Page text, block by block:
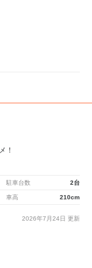
！
駐車台数 2台
車高 210cm
2026年7月24日 更新